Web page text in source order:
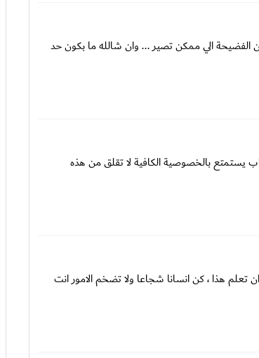
الفضيحة الي ممكن تصير ... وان شالله ما بكون حد
يستمتع بالخصوصية الكافية لا تقلق من هذه
هذا ، كن انسانا شجاعا ولا تضخم الامور انت